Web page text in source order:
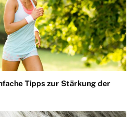
Tipps zur Stärkung der